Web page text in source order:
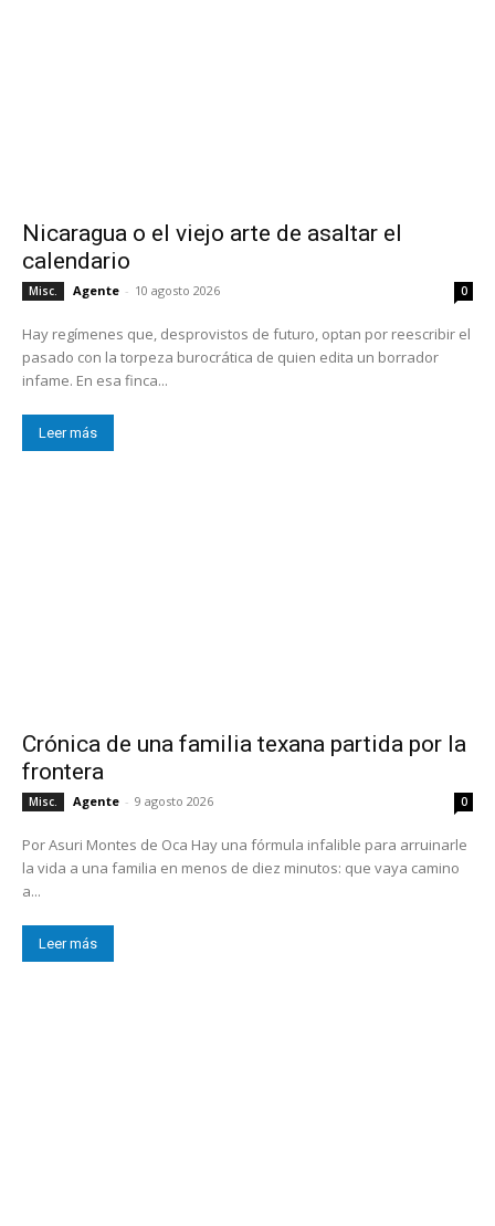
Nicaragua o el viejo arte de asaltar el
calendario
Misc. Agente - 10 agosto 2026 0
Hay regímenes que, desprovistos de futuro, optan por reescribir el
pasado con la torpeza burocrática de quien edita un borrador
infame. En esa finca...
Leer más
Crónica de una familia texana partida por la
frontera
Misc. Agente - 9 agosto 2026 0
Por Asuri Montes de Oca Hay una fórmula infalible para arruinarle
la vida a una familia en menos de diez minutos: que vaya camino
a...
Leer más